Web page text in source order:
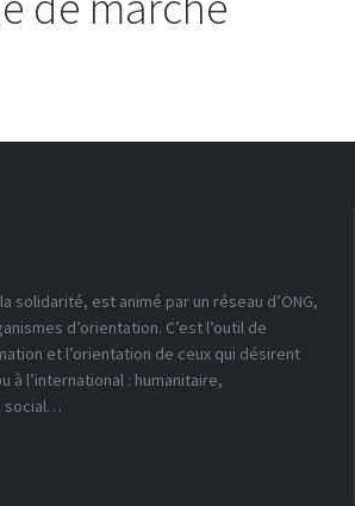
solidarité, est animé par un réseau d’ONG,
d’orientation. C’est l’outil de
et l’orientation de ceux qui désirent
à l’international : humanitaire,
social…